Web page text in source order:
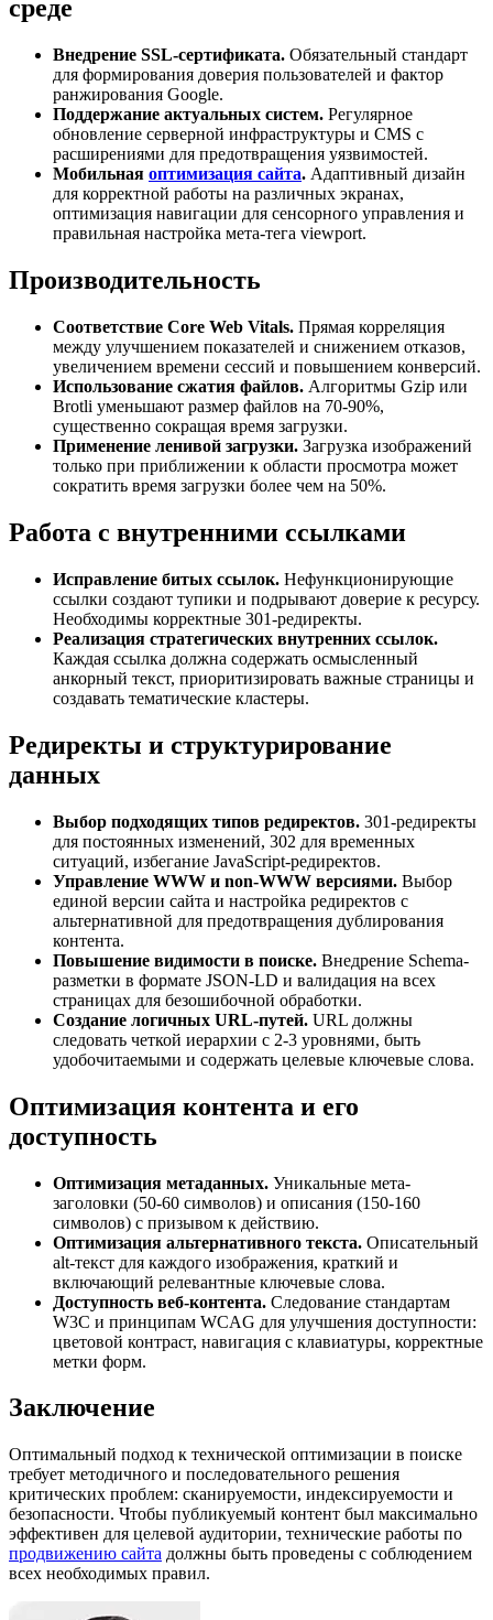
среде
Внедрение SSL-сертификата. Обязательный стандарт
для формирования доверия пользователей и фактор
ранжирования Google.
Поддержание актуальных систем. Регулярное
обновление серверной инфраструктуры и CMS с
расширениями для предотвращения уязвимостей.
Мобильная оптимизация сайта. Адаптивный дизайн
для корректной работы на различных экранах,
оптимизация навигации для сенсорного управления и
правильная настройка мета-тега viewport.
Производительность
Соответствие Core Web Vitals. Прямая корреляция
между улучшением показателей и снижением отказов,
увеличением времени сессий и повышением конверсий.
Использование сжатия файлов. Алгоритмы Gzip или
Brotli уменьшают размер файлов на 70-90%,
существенно сокращая время загрузки.
Применение ленивой загрузки. Загрузка изображений
только при приближении к области просмотра может
сократить время загрузки более чем на 50%.
Работа с внутренними ссылками
Исправление битых ссылок. Нефункционирующие
ссылки создают тупики и подрывают доверие к ресурсу.
Необходимы корректные 301-редиректы.
Реализация стратегических внутренних ссылок.
Каждая ссылка должна содержать осмысленный
анкорный текст, приоритизировать важные страницы и
создавать тематические кластеры.
Редиректы и структурирование
данных
Выбор подходящих типов редиректов. 301-редиректы
для постоянных изменений, 302 для временных
ситуаций, избегание JavaScript-редиректов.
Управление WWW и non-WWW версиями. Выбор
единой версии сайта и настройка редиректов с
альтернативной для предотвращения дублирования
контента.
Повышение видимости в поиске. Внедрение Schema-
разметки в формате JSON-LD и валидация на всех
страницах для безошибочной обработки.
Создание логичных URL-путей. URL должны
следовать четкой иерархии с 2-3 уровнями, быть
удобочитаемыми и содержать целевые ключевые слова.
Оптимизация контента и его
доступность
Оптимизация метаданных. Уникальные мета-
заголовки (50-60 символов) и описания (150-160
символов) с призывом к действию.
Оптимизация альтернативного текста. Описательный
alt-текст для каждого изображения, краткий и
включающий релевантные ключевые слова.
Доступность веб-контента. Следование стандартам
W3C и принципам WCAG для улучшения доступности:
цветовой контраст, навигация с клавиатуры, корректные
метки форм.
Заключение
Оптимальный подход к технической оптимизации в поиске
требует методичного и последовательного решения
критических проблем: сканируемости, индексируемости и
безопасности. Чтобы публикуемый контент был максимально
эффективен для целевой аудитории, технические работы по
продвижению сайта должны быть проведены с соблюдением
всех необходимых правил.